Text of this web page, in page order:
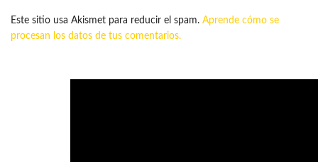
Este sitio usa Akismet para reducir el spam. Aprende cómo se
procesan los datos de tus comentarios.